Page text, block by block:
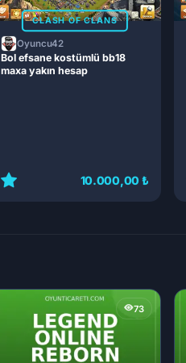
CLASH OF CLANS
Oyuncu42
Bol efsane kostümlü bb18
maxa yakın hesap
10.000,00 ₺
73